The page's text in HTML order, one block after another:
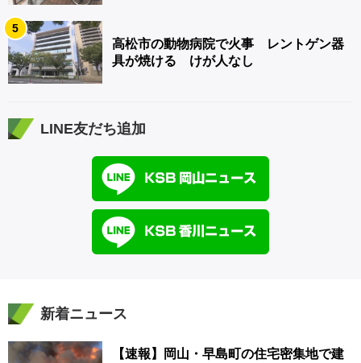
5
高松市の動物病院で火事 レントゲン器
具が焼ける けが人なし
LINE友だち追加
新着ニュース
【速報】岡山・早島町の住宅密集地で建